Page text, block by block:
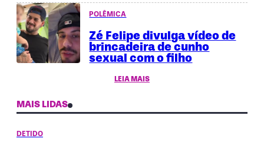
POLÊMICA
Zé Felipe divulga vídeo de
brincadeira de cunho
sexual com o filho
LEIA MAIS
MAIS LIDAS
DETIDO